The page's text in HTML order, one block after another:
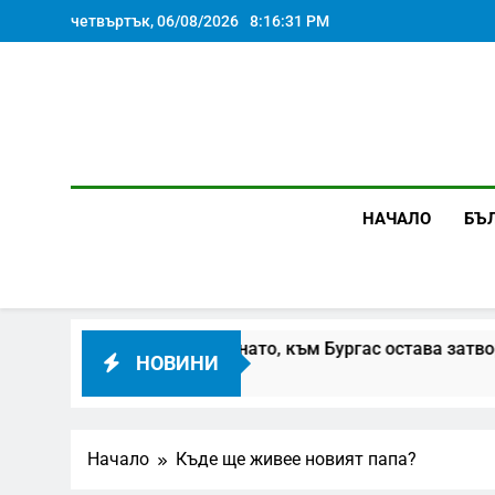
to
четвъртък, 06/08/2026 8:16:32 PM
НАЧАЛО
НОВИНИ
е пуснато, към Бургас остава затворено заради
Начало Къде ще живее новият папа?